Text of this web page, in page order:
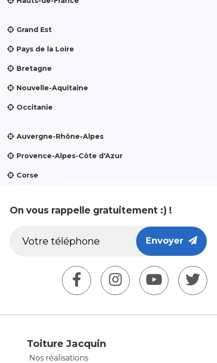
Grand Est
Pays de la Loire
Bretagne
Nouvelle-Aquitaine
Occitanie
Auvergne-Rhône-Alpes
Provence-Alpes-Côte d'Azur
Corse
On vous rappelle gratuitement :) !
Envoyer
Toiture Jacquin
Nos réalisations